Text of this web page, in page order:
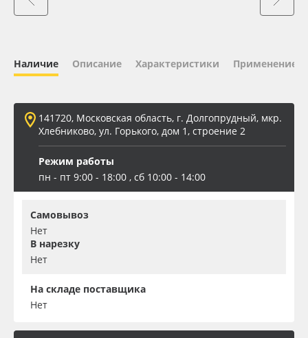
ПЭТ листовой
ПЭТ бэклит
Баннер
Наличие Описание Характеристики Применение
141720, Московская область, г. Долгопрудный, мкр.
Хлебниково, ул. Горького, дом 1, строение 2
Режим работы
пн - пт 9:00 - 18:00 , сб 10:00 - 14:00
Самовывоз
Нет
В нарезку
Нет
На складе поставщика
Нет